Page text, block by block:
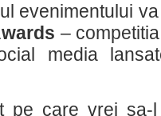
evenimentului
–
media
pe care vrei sa-